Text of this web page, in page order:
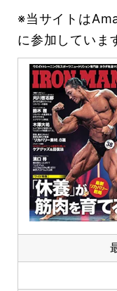
※当サイトは
に参加していま